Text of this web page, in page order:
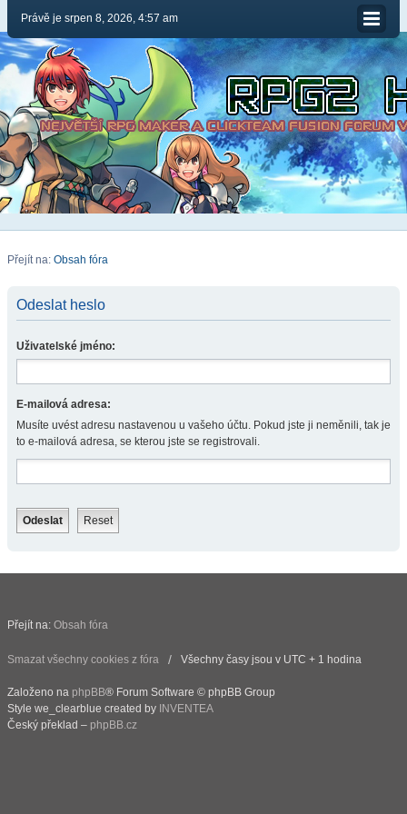
Právě je srpen 8, 2026, 4:57 am
Přejít na: Obsah fóra
Odeslat heslo
Uživatelské jméno:
E-mailová adresa:
Musíte uvést adresu nastavenou u vašeho účtu. Pokud jste ji neměnili, tak je
to e-mailová adresa, se kterou jste se registrovali.
Přejít na: Obsah fóra
Smazat všechny cookies z fóra Všechny časy jsou v UTC + 1 hodina
Založeno na phpBB® Forum Software © phpBB Group
Style we_clearblue created by INVENTEA
Český překlad – phpBB.cz